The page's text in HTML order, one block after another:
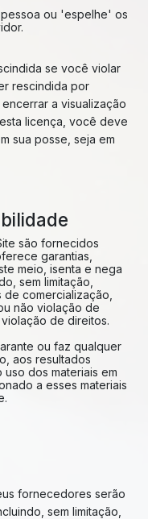
ou 'espelhe' os
se você violar
rescindida por
a visualização
licença, você deve
sua posse, seja em
são fornecidos
garantias,
meio, isenta e nega
sem limitação,
comercialização,
não violação de
de direitos.
ou faz qualquer
aos resultados
dos materiais em
a esses materiais
fornecedores serão
sem limitação,